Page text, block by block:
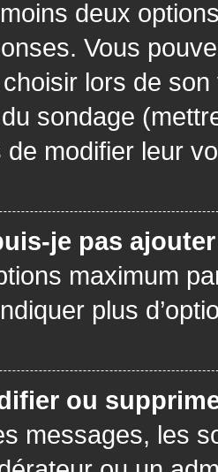
deux
Vous
lors de
sondage
modifier leur
je pas
maximum
plus
ou
messages, les